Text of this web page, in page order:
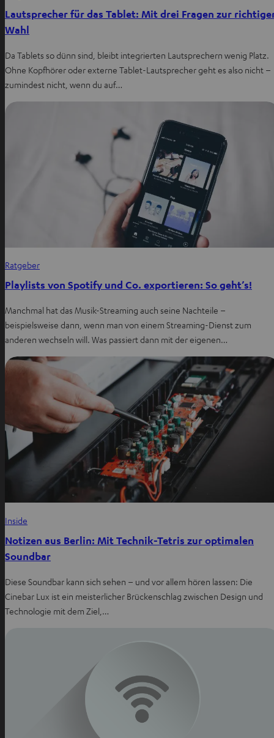
Lautsprecher für das Tablet: Mit drei Fragen zur
Wahl
Da Tablets so dünn sind, bleibt integrierten Lautsprechern wenig Platz.
Ohne Kopfhörer oder externe Tablet-Lautsprecher geht es also nicht –
zumindest nicht, wenn du auf…
Ratgeber
Playlists von Spotify und Co. exportieren: So geht’s!
Manchmal hat das Musik-Streaming auch seine Nachteile –
beispielsweise dann, wenn man von einem Streaming-Dienst zum
anderen wechseln will. Was passiert dann mit der eigenen…
Inside
Notizen aus Berlin: Mit Technik-Tetris zur optimalen
Soundbar
Diese Soundbar kann sich sehen – und vor allem hören lassen: Die
Cinebar Lux ist ein meisterlicher Brückenschlag zwischen Design und
Technologie mit dem Ziel,…